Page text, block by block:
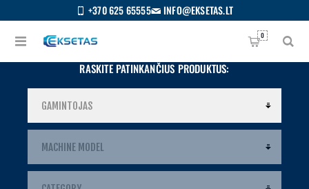
+370 625 65555 INFO@EKSETAS.LT
0
RASKITE PATINKANČIUS PRODUKTUS: